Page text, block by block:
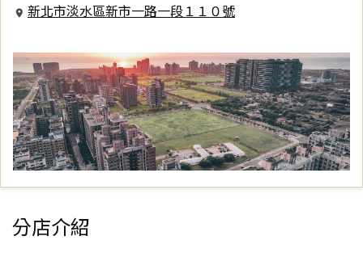
新北市淡水區新市一路一段１１０號
分店介紹